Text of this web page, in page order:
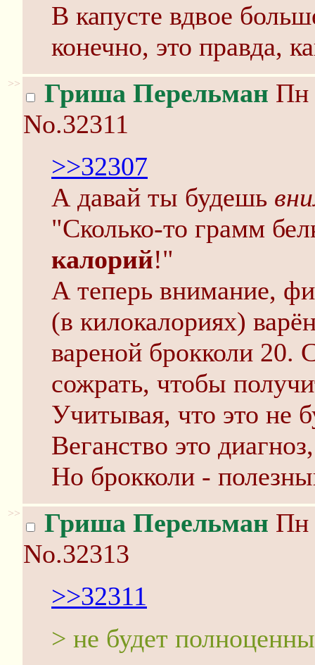
В капусте вдвое
конечно, это правда,
>> Гриша Перельман Пн
No.32311
>>32307
А давай ты будешь
"Сколько-то грамм
калорий!"
А теперь внимание,
(в килокалориях)
вареной брокколи 20.
сожрать, чтобы
Учитывая, что это не
Веганство это
Но брокколи -
>> Гриша Перельман Пн
No.32313
>>32311
> не будет